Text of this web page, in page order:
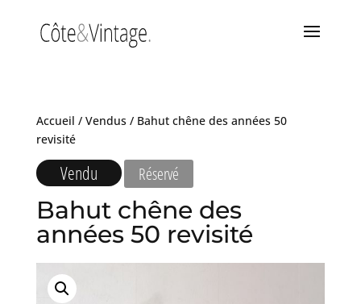
Accueil / Vendus/ Bahut chêne des années 50
revisité
Vendu Réservé
Bahut chêne des
années 50 revisité